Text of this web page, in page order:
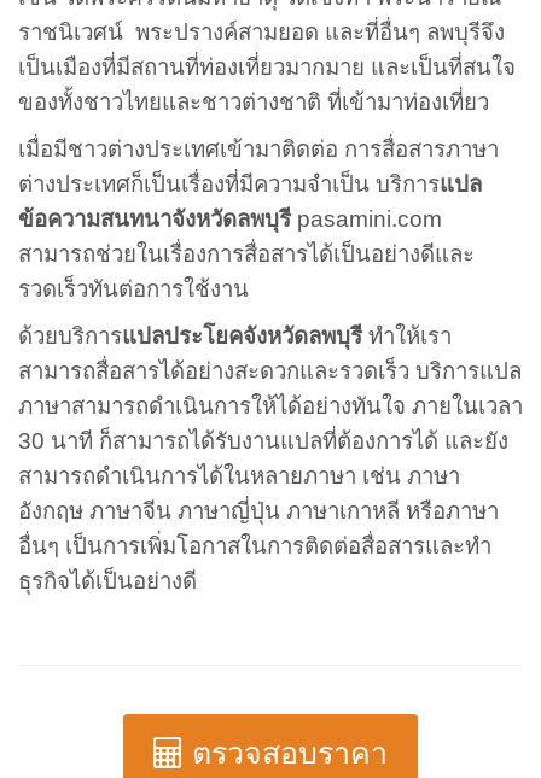
ราชนิเวศน์ พระปรางค์สามยอด และที่อื่นๆ ลพบุรีจึง
เป็นเมืองที่มีสถานที่ท่องเที่ยวมากมาย และเป็นที่สนใจ
ของทั้งชาวไทยและชาวต่างชาติ ที่เข้ามาท่องเที่ยว
เมื่อมีชาวต่างประเทศเข้ามาติดต่อ การสื่อสารภาษา
ต่างประเทศก็เป็นเรื่องที่มีความจำเป็น บริการแปล
ข้อความสนทนาจังหวัดลพบุรีpasamini.com
สามารถช่วยในเรื่องการสื่อสารได้เป็นอย่างดีและ
รวดเร็วทันต่อการใช้งาน
ด้วยบริการแปลประโยคจังหวัดลพบุรีทำให้เรา
สามารถสื่อสารได้อย่างสะดวกและรวดเร็ว บริการแปล
ภาษาสามารถดำเนินการให้ได้อย่างทันใจ ภายในเวลา
30 นาที ก็สามารถได้รับงานแปลที่ต้องการได้ และยัง
สามารถดำเนินการได้ในหลายภาษา เช่น ภาษา
อังกฤษ ภาษาจีน ภาษาญี่ปุ่น ภาษาเกาหลี หรือภาษา
อื่นๆ เป็นการเพิ่มโอกาสในการติดต่อสื่อสารและทำ
ธุรกิจได้เป็นอย่างดี
ตรวจสอบราคา